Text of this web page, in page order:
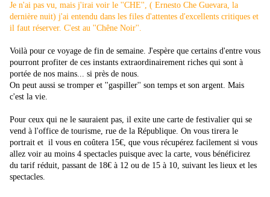
Je n'ai pas vu, mais j'irai voir le ''CHE'', ( Ernesto Che Guevara, la
dernière nuit) j'ai entendu dans les files d'attentes d'excellents critiques et
il faut réserver. C'est au ''Chêne Noir''.
Voilà pour ce voyage de fin de semaine. J'espère que certains d'entre vous
pourront profiter de ces instants extraordinairement riches qui sont à
portée de nos mains... si près de nous.
On peut aussi se tromper et ''gaspiller'' son temps et son argent. Mais
c'est la vie.
Pour ceux qui ne le sauraient pas, il exite une carte de festivalier qui se
vend à l'office de tourisme, rue de la République. On vous tirera le
portrait et il vous en coûtera 15€, que vous récupérez facilement si vous
allez voir au moins 4 spectacles puisque avec la carte, vous bénéficirez
du tarif réduit, passant de 18€ à 12 ou de 15 à 10, suivant les lieux et les
spectacles.